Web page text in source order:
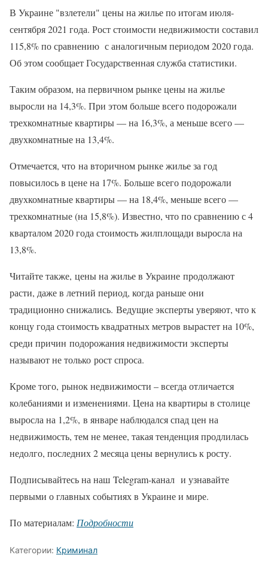
В Украине "взлетели" цены на жилье по итогам июля-
сентября 2021 года. Рост стоимости недвижимости составил
115,8% по сравнению с аналогичным периодом 2020 года.
Об этом сообщает Государственная служба статистики.
Таким образом, на первичном рынке цены на жилье
выросли на 14,3%. При этом больше всего подорожали
трехкомнатные квартиры — на 16,3%, а меньше всего —
двухкомнатные на 13,4%.
Отмечается, что на вторичном рынке жилье за год
повысилось в цене на 17%. Больше всего подорожали
двухкомнатные квартиры — на 18,4%, меньше всего —
трехкомнатные (на 15,8%). Известно, что по сравнению с 4
кварталом 2020 года стоимость жилплощади выросла на
13,8%.
Читайте также, цены на жилье в Украине продолжают
расти, даже в летний период, когда раньше они
традиционно снижались. Ведущие эксперты уверяют, что к
концу года стоимость квадратных метров вырастет на 10%,
среди причин подорожания недвижимости эксперты
называют не только рост спроса.
Кроме того, рынок недвижимости – всегда отличается
колебаниями и изменениями. Цена на квартиры в столице
выросла на 1,2%, в январе наблюдался спад цен на
недвижимость, тем не менее, такая тенденция продлилась
недолго, последних 2 месяца цены вернулись к росту.
Подписывайтесь на наш Telegram-канал и узнавайте
первыми о главных событиях в Украине и мире.
По материалам: Подробности
Категории: Криминал